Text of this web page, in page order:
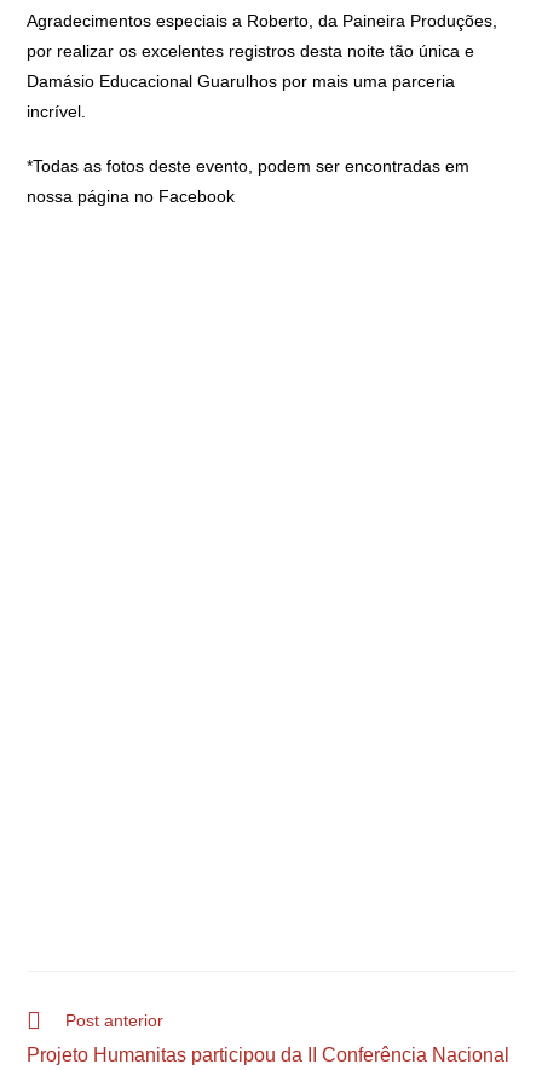
Agradecimentos especiais a Roberto, da Paineira Produções,
por realizar os excelentes registros desta noite tão única e
Damásio Educacional Guarulhos por mais uma parceria
incrível.
*Todas as fotos deste evento, podem ser encontradas em
nossa página no Facebook
Post anterior
Projeto Humanitas participou da II Conferência Nacional